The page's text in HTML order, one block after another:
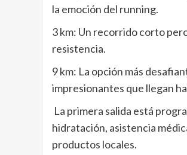
la emoción del running.
3 km: Un recorrido corto
resistencia.
9 km: La opción más
impresionantes que llegan
La primera salida está
hidratación, asistencia
productos locales.